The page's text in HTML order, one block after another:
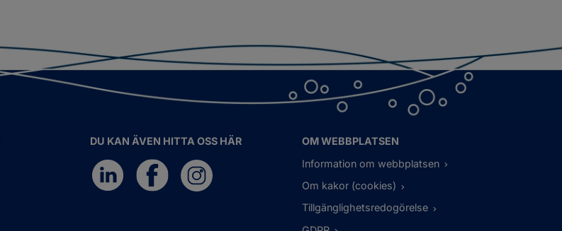
DU KAN ÄVEN HITTA OSS HÄR
OM WEBBPLATSEN
Information om webbplatsen
Om kakor (cookies)
Tillgänglighetsredogörelse